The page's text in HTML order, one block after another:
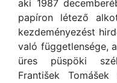
aki 1987
papíron létező
kezdeményezést
való függetlensége,
üres püspöki
František